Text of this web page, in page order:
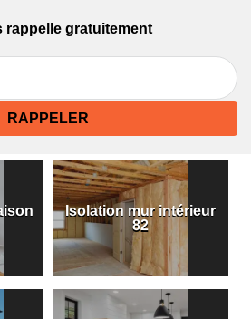
rappelle gratuitement
Isolation mur intérieur
82